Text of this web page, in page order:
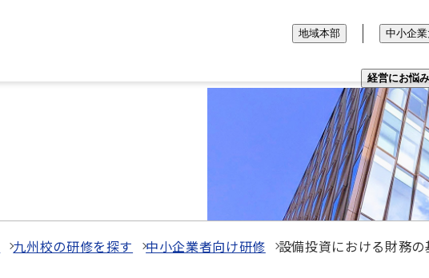
経営にお悩
地域本部 中小企
九州校の研修を探す 中小企業者向け研修 設備投資における財務